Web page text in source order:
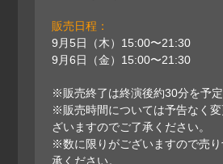
販売日程：
9月5日（木）15:00〜21:30
9月6日（金）15:00〜21:30
※販売終了は終演後約30分を予定
※販売時間については予告なく
ざいますのでご了承ください。
※数に限りがございますので売り
承ください。